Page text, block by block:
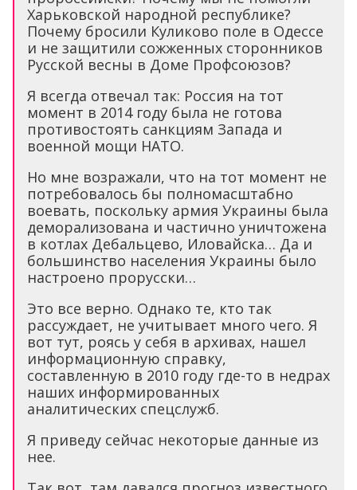
Харьковской народной республике?
Почему бросили Куликово поле в Одессе
и не защитили сожженных сторонников
Русской весны в Доме Профсоюзов?
Я всегда отвечал так: Россия на тот
момент в 2014 году была не готова
противостоять санкциям Запада и
военной мощи НАТО.
Но мне возражали, что на тот момент не
потребовалось бы полномасштабно
воевать, поскольку армия Украины была
деморализована и частично уничтожена
в котлах Дебальцево, Иловайска… Да и
большинство населения Украины было
настроено прорусски…
Это все верно. Однако те, кто так
рассуждает, не учитывает много чего. Я
вот тут, роясь у себя в архивах, нашел
информационную справку,
составленную в 2010 году где-то в недрах
наших информированных
аналитических спецслужб.
Я приведу сейчас некоторые данные из
нее.